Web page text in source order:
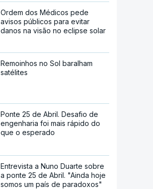
Ordem dos Médicos pede
avisos públicos para evitar
danos na visão no eclipse solar
Remoinhos no Sol baralham
satélites
Ponte 25 de Abril. Desafio de
engenharia foi mais rápido do
que o esperado
Entrevista a Nuno Duarte sobre
a ponte 25 de Abril. "Ainda hoje
somos um país de paradoxos"